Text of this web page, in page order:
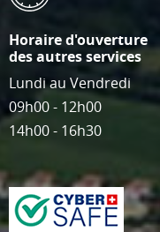
Horaire d'ouverture
des autres services
Lundi au Vendredi
09h00 - 12h00
14h00 - 16h30